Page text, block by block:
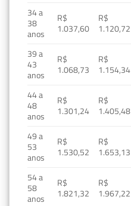
34 a
38
anos
R$
1.037,60
R$
1.120,72
39 a
43
anos
R$
1.068,73
R$
1.154,34
44 a
48
anos
R$
1.301,24
R$
1.405,48
49 a
53
anos
R$
1.530,52
R$
1.653,13
54 a
58
anos
R$
1.821,32
R$
1.967,22